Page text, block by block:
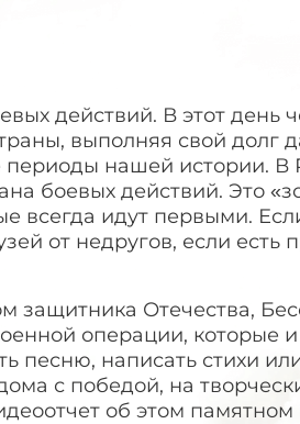
действий. В этот день
выполняя свой долг
нашей истории. В
боевых действий. Это
всегда идут первыми.
от недругов, если есть
защитника Отечества,
операции, которые
песню, написать стихи
с победой, на
об этом